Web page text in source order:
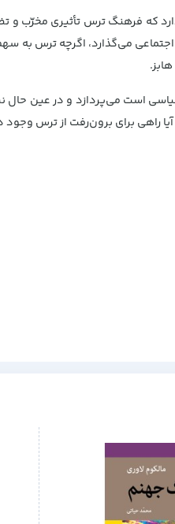
که فرهنگ ترس تأثیری مخرّب و
می‌‌گذارد، اگرچه ترس به
است می‌‌پردازد و در عین حال
برای برون‌‌رفت از ترس وجود